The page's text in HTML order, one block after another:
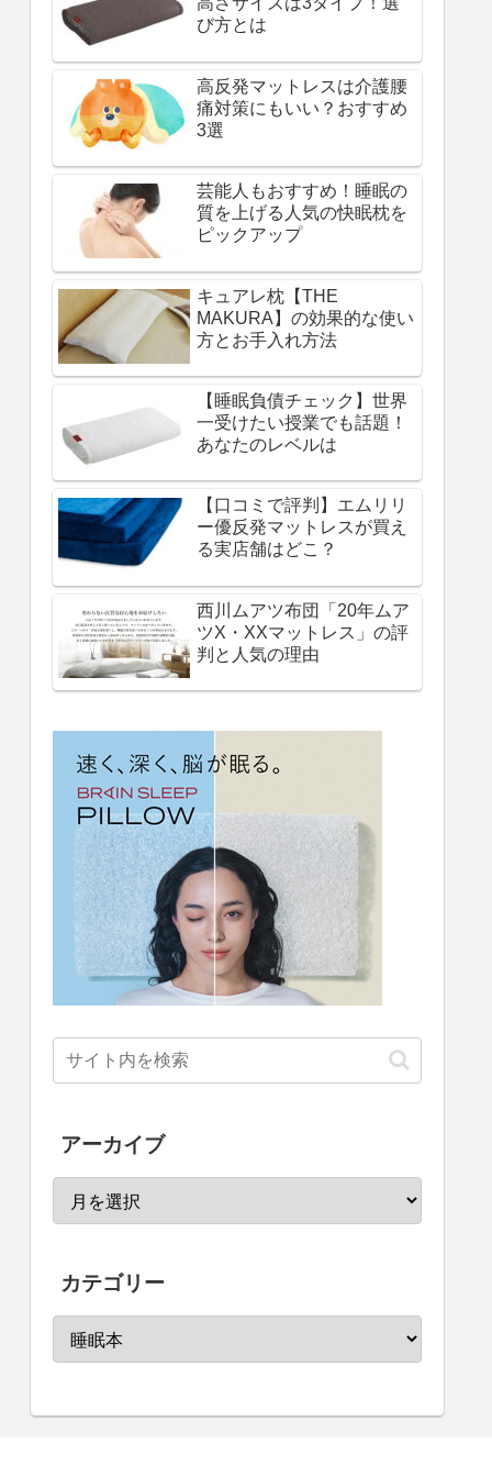
び方とは
高反発マットレスは介護腰
痛対策にもいい？おすすめ
3選
芸能人もおすすめ！睡眠の
質を上げる人気の快眠枕を
ピックアップ
キュアレ枕【THE
MAKURA】の効果的な使い
方とお手入れ方法
【睡眠負債チェック】世界
一受けたい授業でも話題！
あなたのレベルは
【口コミで評判】エムリリ
ー優反発マットレスが買え
る実店舗はどこ？
西川ムアツ布団「20年ムア
ツX・XXマットレス」の評
判と人気の理由
アーカイブ
カテゴリー